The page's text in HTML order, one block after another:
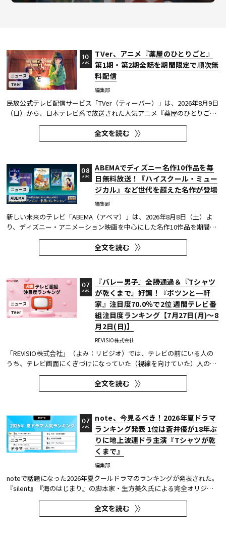
ニュース
TVer
TVer、アニメ『薬屋のひとりごと』
第1期・第2期全話を期間限定で順次無
料配信
編集部
10
AUG
民放公式テレビ配信サービス「TVer（ティーバー）」は、2026年8月9日
（日）から、日本テレビ系で放送された人気アニメ『薬屋のひとりご
と』の第1期・第2期全話を期間限定で順次配信する。TVerはすべて無料
の総再生数1位となり、「TVerアワード2025」アニメ優秀賞クールア...
全文を読む
ニュース
ABEMA
ABEMAでディズニー名作10作品を毎
日無料放送！『ハイスクール・ミュー
ジカル』など世代を超えた名作が登場
編集部
08
AUG
新しい未来のテレビ「ABEMA（アベマ）」は、2026年8月8日（土）よ
り、ディズニー・アニメーション映画を中心にした名作10作品を期間限
定で無料放送することを決定した。
全文を読む
ニュース
TVer
『バレー男子』全勝通過＆『Tシャツ
が乾くまで』好調！『ポツンと一軒
家』注目度70.0％で2位 週間テレビ番
組注目度ランキング【7月27日(月)～8
月2日(日)】
REVISIO株式会社
07
AUG
「REVISIO株式会社」（よみ：リビジオ）では、テレビの前にいる人の
うち、テレビ画面にくぎづけになっていた（視線を向けていた）人の割
合がわかる「注目度」を用いて、「個人全体」ならびにREVISIOで定義
した「コア視聴層（男女13歳～49歳）」のテレビ番組ランキングを公開
している。
全文を読む
ニュース
ドラマ
note、今見るべき！2026年夏ドラマ
ランキング発表 1位は蒼井優が18年ぶ
りに地上波連ドラ主演『Tシャツが乾
くまで』
編集部
07
AUG
noteで話題になった2026年夏クールドラマのランキングが発表された。
『silent』『海のはじまり』の脚本家・生方美久氏による完全オリジナ
ル作品で、蒼井優が18年ぶりに地上波連続ドラマの主演を務めた『Tシ
ャツが乾くまで』が第1位に輝いた。 また今回、Netflixの『ガス人間』
が3位にランクイン。春クールの『九条の大罪』に続き、2クール...
全文を読む